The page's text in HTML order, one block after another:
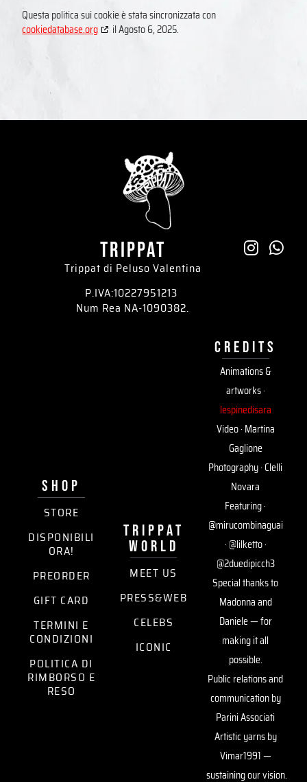
Questa politica sui cookie è stata sincronizzata con
cookiedatabase.org
il Agosto 6, 2025.
trippat
Trippat di Peluso Valentina
P.IVA:10227951213
Num Rea NA-1090382.
SHOP
STORE
DISPONIBILI
ORA!
PREORDER
GIFT CARD
TERMINI E
CONDIZIONI
POLITICA DI
RIMBORSO E
RESO
trippat
world
MEET US
PRESS&WEB
CELEBS
ICONIC
credits
Animations &
artworks ·
lespinedisara
Video · Martina
Gaglione
Photography · Clelli
Novara
Featuring ·
@mirucombinaguai
· @lilketto ·
@2duedipicch3
Special thanks to
Madonna and
Daniele — for
making it all
possible.
Public relations and
communication by
Parini Associati
Artistic yarns by
Vimar1991 —
sustaining our vision.